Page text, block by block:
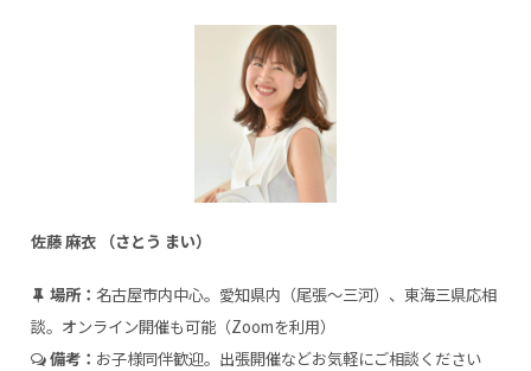
佐藤 麻衣 （さとう まい）
場所：名古屋市内中心。愛知県内（尾張～三河）、東海三県応相
談。オンライン開催も可能（Zoomを利用）
備考： お子様同伴歓迎。出張開催などお気軽にご相談ください